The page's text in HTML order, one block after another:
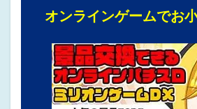
オンラインゲームでお